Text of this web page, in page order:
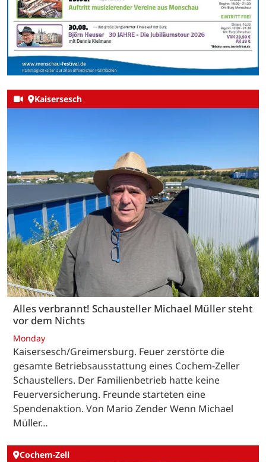
Kaisersesch
Alles verbrannt! Schausteller Michael Müller steht
vor dem Nichts
Monday
Kaisersesch/Greimersburg. Feuer zerstörte die
gesamte Betriebsausstattung eines Cochem-Zeller
Schaustellers. Der Familienbetrieb hatte keine
Feuerversicherung. Freunde starteten eine
Spendenaktion. Von Mario Zender Wenn Michael
Müller…
Cochem-Zell